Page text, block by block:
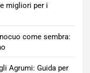
migliori per i
come sembra:
Agrumi: Guida per